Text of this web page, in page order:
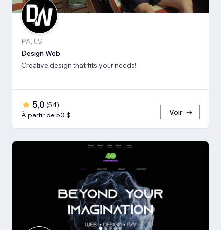
PA, US
Design Web
Creative design that fits your needs!
5,0 (54)
À partir de 50 $
Voir